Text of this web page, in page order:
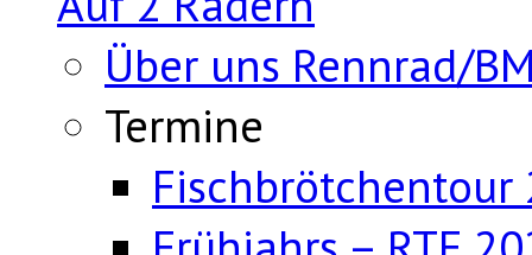
Über uns Rennrad/
Termine
Fischbrötchentour